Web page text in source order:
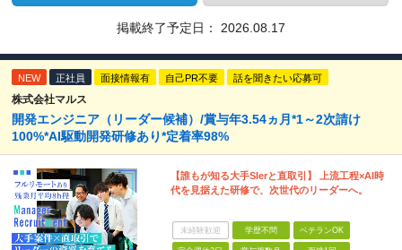
掲載終了予定日： 2026.08.17
NEW 正社員 面接情報有 自己PR不要 話を聞きたい応募可
株式会社マルス
開発エンジニア（リーダー候補）/賞与年3.54ヵ月*1～2次請け
100%*AI駆動開発研修あり*定着率98%
【誰もが知る大手SIerと直取引】 上流工程×AI時
代を見据えた研修で、次世代のリーダーへ。
未経験歓迎 学歴不問 ベテランOK